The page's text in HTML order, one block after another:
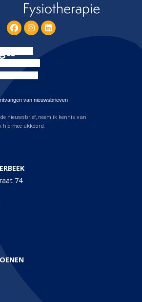
van nieuwsbrieven
nieuwsbrief, neem ik kennis van
hiermee akkoord.
74